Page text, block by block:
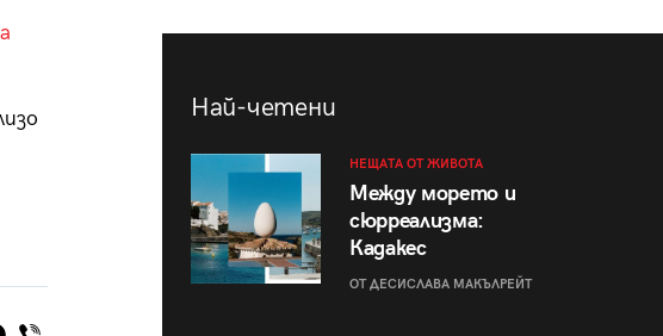
Най-четени
НЕЩАТА ОТ ЖИВОТА
Между морето и
сюрреализма:
Кадакес
ОТ ДЕСИСЛАВА МАКЪЛРЕЙТ